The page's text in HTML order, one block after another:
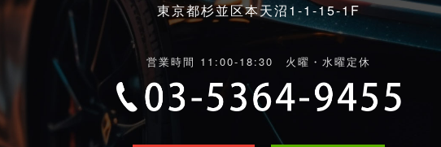
東京都杉並区本天沼1-1-15-1F
営業時間 11:00-18:30 火曜・水曜定休